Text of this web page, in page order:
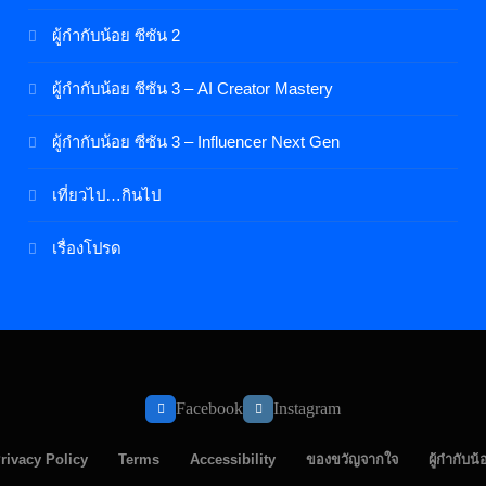
ผู้กำกับน้อย ซีซัน 2
ผู้กำกับน้อย ซีซัน 3 – AI Creator Mastery
ผู้กำกับน้อย ซีซัน 3 – Influencer Next Gen
เที่ยวไป…กินไป
เรื่องโปรด
Facebook Instagram
Policy Terms Accessibility ของขวัญจากใจ ผู้กำกับน้